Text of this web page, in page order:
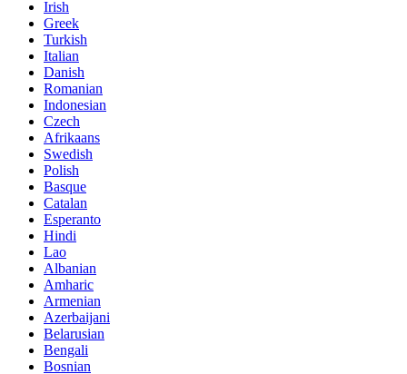
Irish
Greek
Turkish
Italian
Danish
Romanian
Indonesian
Czech
Afrikaans
Swedish
Polish
Basque
Catalan
Esperanto
Hindi
Lao
Albanian
Amharic
Armenian
Azerbaijani
Belarusian
Bengali
Bosnian